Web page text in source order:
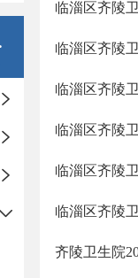
临淄区齐陵
临淄区齐陵
临淄区齐陵
临淄区齐陵
临淄区齐陵
临淄区齐陵
齐陵卫生院